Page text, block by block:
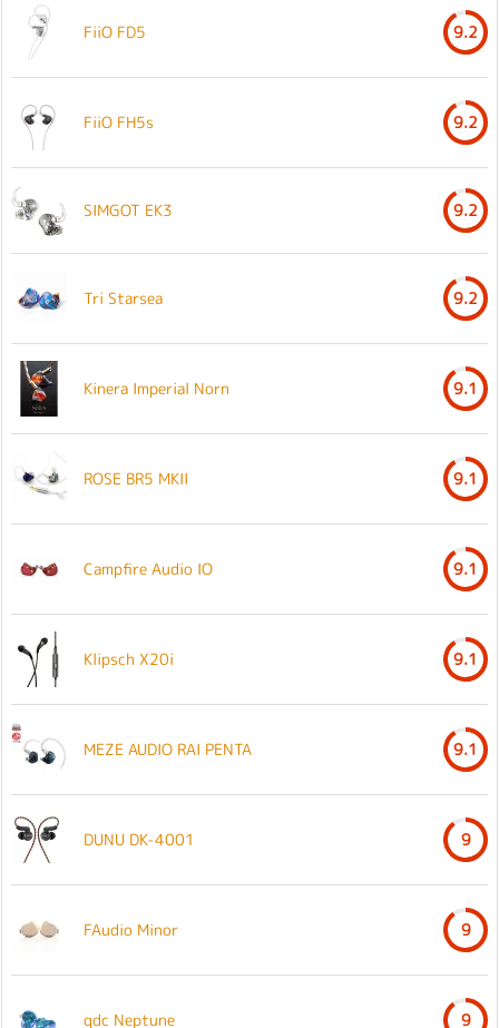
FiiO FD5 9.2
FiiO FH5s 9.2
SIMGOT EK3 9.2
Tri Starsea 9.2
Kinera Imperial Norn 9.1
ROSE BR5 MKII 9.1
Campfire Audio IO 9.1
Klipsch X20i 9.1
MEZE AUDIO RAI PENTA 9.1
DUNU DK-4001 9
FAudio Minor 9
qdc Neptune 9